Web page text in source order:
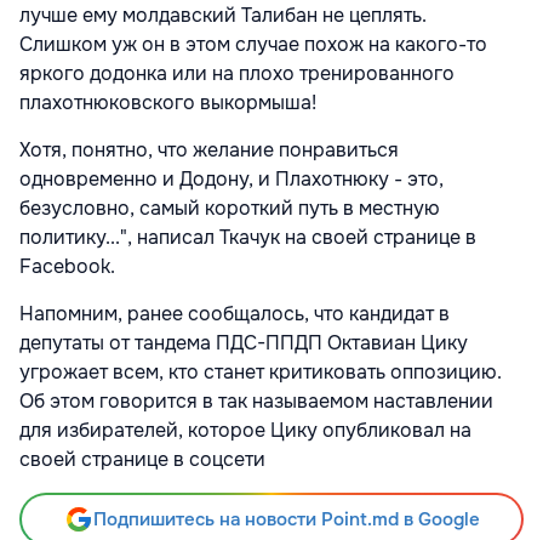
лучше ему молдавский Талибан не цеплять.
Слишком уж он в этом случае похож на какого-то
яркого додонка или на плохо тренированного
плахотнюковского выкормыша!
Хотя, понятно, что желание понравиться
одновременно и Додону, и Плахотнюку - это,
безусловно, самый короткий путь в местную
политику...", написал Ткачук на своей странице в
Facebook.
Напомним, ранее сообщалось, что кандидат в
депутаты от тандема ПДС-ППДП Октавиан Цику
угрожает всем, кто станет критиковать оппозицию.
Об этом говорится в так называемом наставлении
для избирателей, которое Цику опубликовал на
своей странице в соцсети
Подпишитесь на новости Point.md в Google